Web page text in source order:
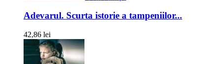
Adevarul. Scurta istorie a tampeniilor...
42,86 lei